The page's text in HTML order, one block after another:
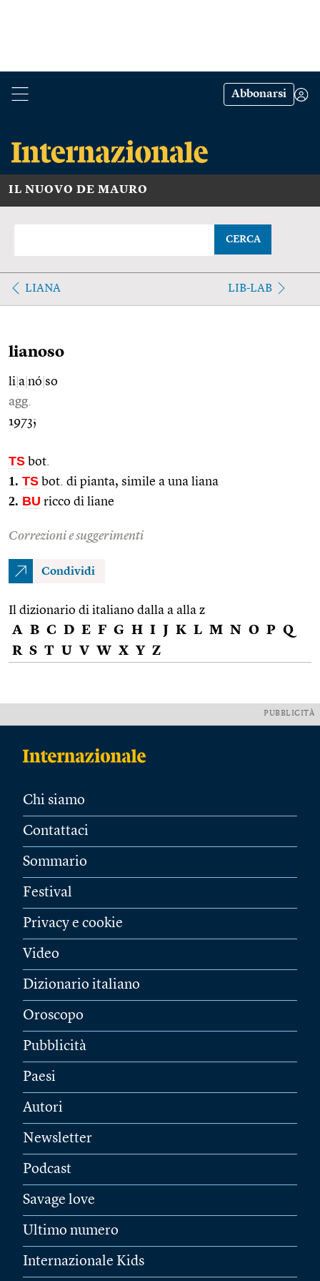
Abbonarsi
IL NUOVO DE MAURO
CERCA
LIANA LIB-LAB
lianoso
li a nó so
agg.
1973;
TS bot.
1. TS bot. di pianta, simile a una liana
2. BU ricco di liane
Correzioni e suggerimenti
Condividi
Il dizionario di italiano dalla a alla z
A B C D E F G H I J K L M N O P Q
R S T U V W X Y Z
PUBBLICITÀ
Chi siamo
Contattaci
Sommario
Festival
Privacy e cookie
Video
Dizionario italiano
Oroscopo
Pubblicità
Paesi
Autori
Newsletter
Podcast
Savage love
Ultimo numero
Internazionale Kids